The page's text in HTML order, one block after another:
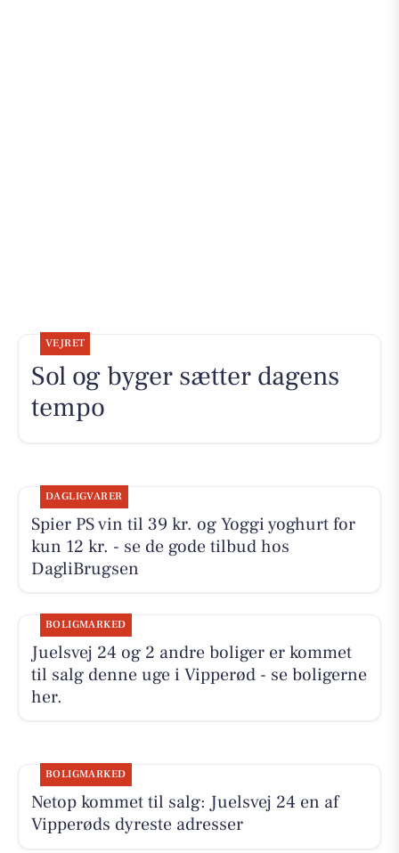
VEJRET
Sol og byger sætter dagens
tempo
DAGLIGVARER
Spier PS vin til 39 kr. og Yoggi yoghurt for
kun 12 kr. - se de gode tilbud hos
DagliBrugsen
BOLIGMARKED
Juelsvej 24 og 2 andre boliger er kommet
til salg denne uge i Vipperød - se boligerne
her.
BOLIGMARKED
Netop kommet til salg: Juelsvej 24 en af
Vipperøds dyreste adresser